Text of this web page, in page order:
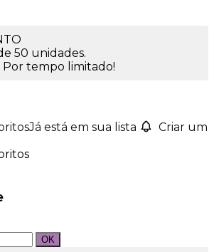
50 unidades.
Por tempo limitado!
Já está em sua lista
Criar um